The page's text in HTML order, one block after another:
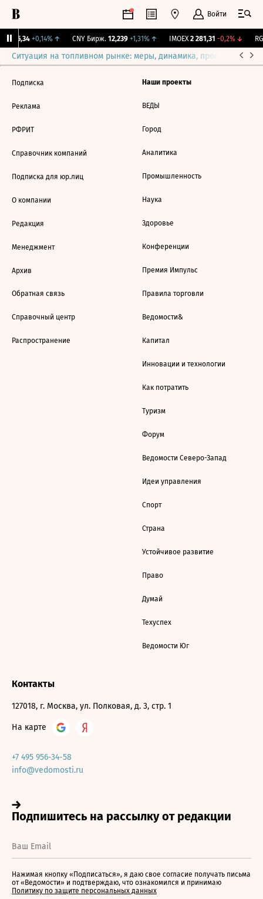
Войти
115,34 +0,14%↑ CNY Бирж. 12,239 +1,31%↑ IMOEX 2 281,31 -0,2%↓
Ситуация на топливном рынке: меры, динамика, прогнозы
Подписка
Реклама
РФРИТ
Справочник компаний
Подписка для юр.лиц
О компании
Редакция
Менеджмент
Архив
Обратная связь
Справочный центр
Распространение
Наши проекты
ВЕДЫ
Город
Аналитика
Промышленность
Наука
Здоровье
Конференции
Премия Импульс
Правила торговли
Ведомости&
Капитал
Инновации и технологии
Как потратить
Туризм
Форум
Ведомости Северо-Запад
Идеи управления
Спорт
Страна
Устойчивое развитие
Право
Думай
Техуспех
Ведомости Юг
Контакты
127018, г. Москва, ул. Полковая, д. 3, стр. 1
На карте
+7 495 956-34-58
info@vedomosti.ru
Нажимая кнопку «Подписаться», я даю свое согласие получать письма
от «Ведомости» и подтверждаю, что ознакомился и принимаю
Политику по защите персональных данных